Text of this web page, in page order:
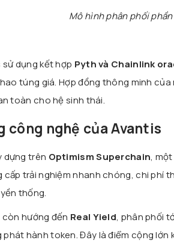
Mô hình phân phối
dụng kết hợp Pyth và Chainlink
túng giá. Hợp đồng thông minh
toàn cho hệ sinh thái.
công nghệ của Avantis
dựng trên Optimism Superchain,
trải nghiệm nhanh chóng, chi phí
thống.
hướng đến Real Yield, phân phối
hành token. Đây là điểm cộng lớn